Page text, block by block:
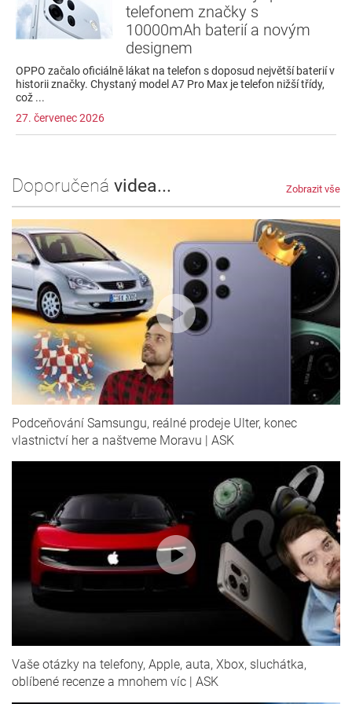
telefonem značky s
10000mAh baterií a novým
designem
OPPO začalo oficiálně lákat na telefon s doposud největší baterií v
historii značky. Chystaný model A7 Pro Max je telefon nižší třídy,
což ...
27. červenec 2026
Doporučená videa... Zobrazit vše
Podceňování Samsungu, reálné prodeje Ulter, konec
vlastnictví her a naštveme Moravu | ASK
Vaše otázky na telefony, Apple, auta, Xbox, sluchátka,
oblíbené recenze a mnohem víc | ASK